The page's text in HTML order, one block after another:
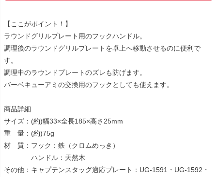
【ここがポイント！】
ラウンドグリルプレート用のフックハンドル。
調理後のラウンドグリルプレートを卓上へ移動させるのに便利で
す。
調理中のラウンドプレートのズレも防げます。
バーベキューアミの交換用のフックとしても使えます。
商品詳細
サイズ：(約)幅33×全長185×高さ25mm
重 量：(約)75g
材 質：フック：鉄（クロムめっき）
ハンドル：天然木
その他：キャプテンスタッグ適応プレート：UG-1591・UG-1592・